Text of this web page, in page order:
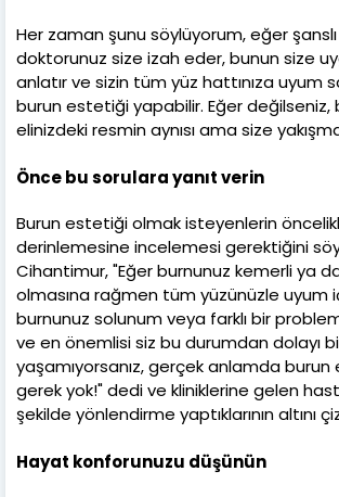
Her zaman şunu söylüyorum, eğer şanslı
doktorunuz size izah eder, bunun size
anlatır ve sizin tüm yüz hattınıza uyum
burun estetiği yapabilir. Eğer değilseniz,
elinizdeki resmin aynısı ama size
Önce bu sorulara yanıt verin
Burun estetiği olmak isteyenlerin
derinlemesine incelemesi gerektiğini
Cihantimur, "Eğer burnunuz kemerli ya
olmasına rağmen tüm yüzünüzle uyum
burnunuz solunum veya farklı bir
ve en önemlisi siz bu durumdan dolayı
yaşamıyorsanız, gerçek anlamda
gerek yok!" dedi ve kliniklerine gelen
şekilde yönlendirme yaptıklarının altını
Hayat konforunuzu düşünün